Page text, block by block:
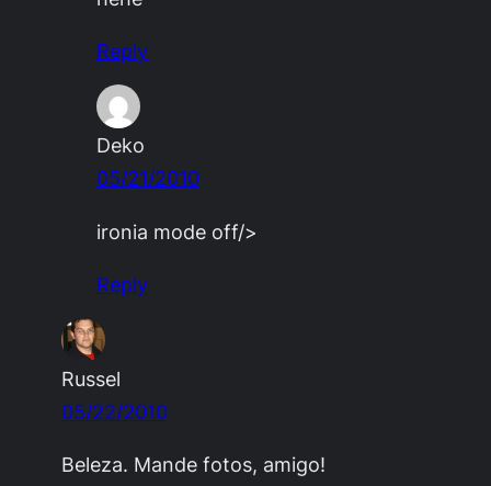
Reply
Deko
05/21/2010
ironia mode off/>
Reply
Russel
05/22/2010
Beleza. Mande fotos, amigo!